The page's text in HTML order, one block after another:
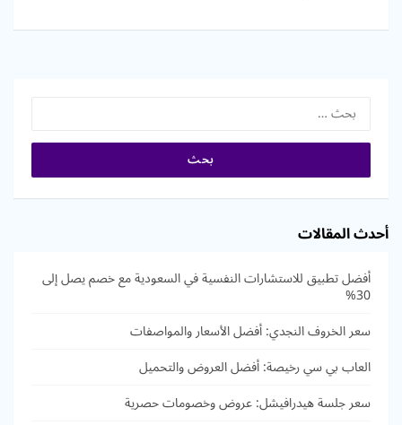
البحث عن:
أحدث المقالات
أفضل تطبيق للاستشارات النفسية في السعودية مع خصم يصل إلى
30%
سعر الخروف النجدي: أفضل الأسعار والمواصفات
العاب بي سي رخيصة: أفضل العروض والتحميل
سعر جلسة هيدرافيشل: عروض وخصومات حصرية